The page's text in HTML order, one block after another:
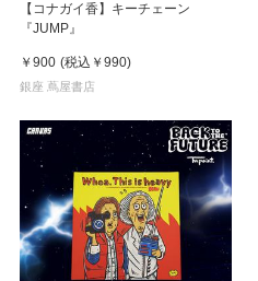
【コナガイ香】キーチェーン
『JUMP』
￥900 (税込 ￥990)
銀座 蔦屋書店